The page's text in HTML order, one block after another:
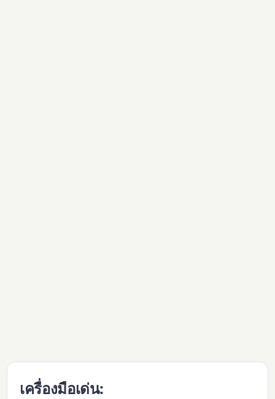
เครื่องมือเด่น: